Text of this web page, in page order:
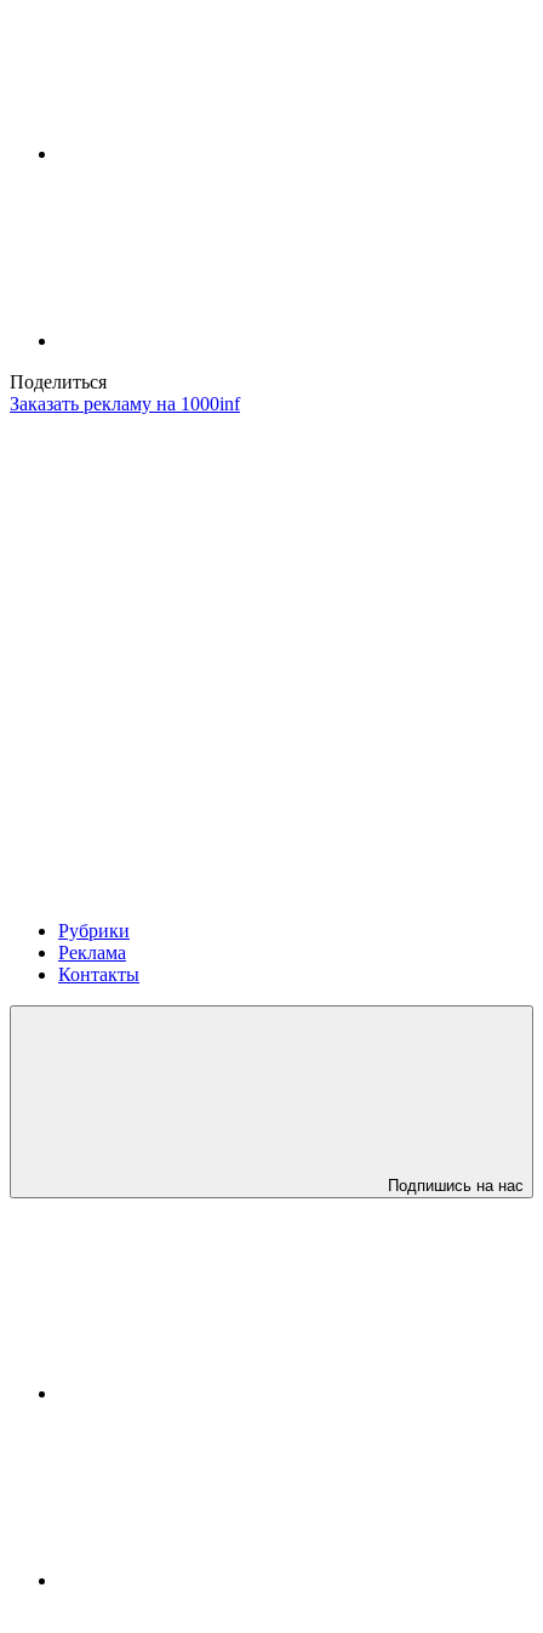
Поделиться
Заказать рекламу на 1000inf
Рубрики
Реклама
Контакты
Подпишись на нас